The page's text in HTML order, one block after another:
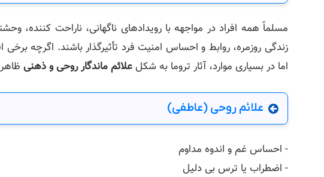
مسلماً همه افراد در مواجهه با رویدادهای ناگهانی، ناراحت‌ کننده،
زندگی روزمره، روابط و احساس امنیت فرد تأثیرگذار باشند. اگرچه
اما در بسیاری موارد، آثار تروما به شکلعلائم ماندگار روحی و ذهنی
علائم روحی (عاطفی)
- احساس غم و اندوه مداوم
- اضطراب یا ترس بی‌ دلیل